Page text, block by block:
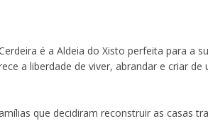
incluem IVA à taxa
vigor.
é a Aldeia do Xisto perfeita para a
a liberdade de viver, abrandar e criar de
que decidiram reconstruir as casas